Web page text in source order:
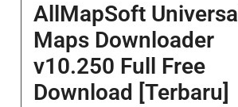
AllMapSoft Universal
Maps Downloader
v10.250 Full Free
Download [Terbaru]